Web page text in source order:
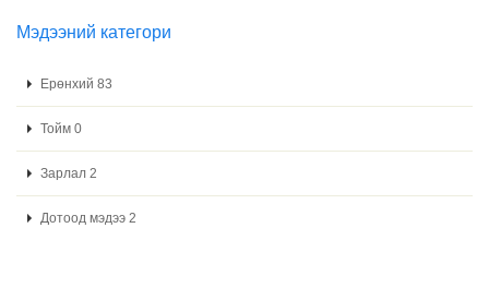
Мэдээний категори
Ерөнхий 83
Тойм 0
Зарлал 2
Дотоод мэдээ 2